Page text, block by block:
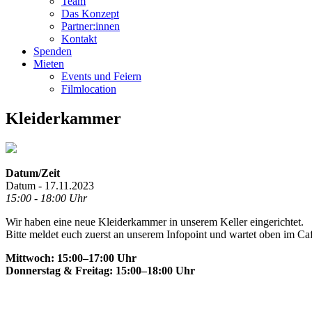
Das Konzept
Partner:innen
Kontakt
Spenden
Mieten
Events und Feiern
Filmlocation
Kleiderkammer
Datum/Zeit
Datum - 17.11.2023
15:00 - 18:00 Uhr
Wir haben eine neue Kleiderkammer in unserem Keller eingerichtet.
Bitte meldet euch zuerst an unserem Infopoint und wartet oben im
Mittwoch: 15:00–17:00 Uhr
Donnerstag & Freitag: 15:00–18:00 Uhr